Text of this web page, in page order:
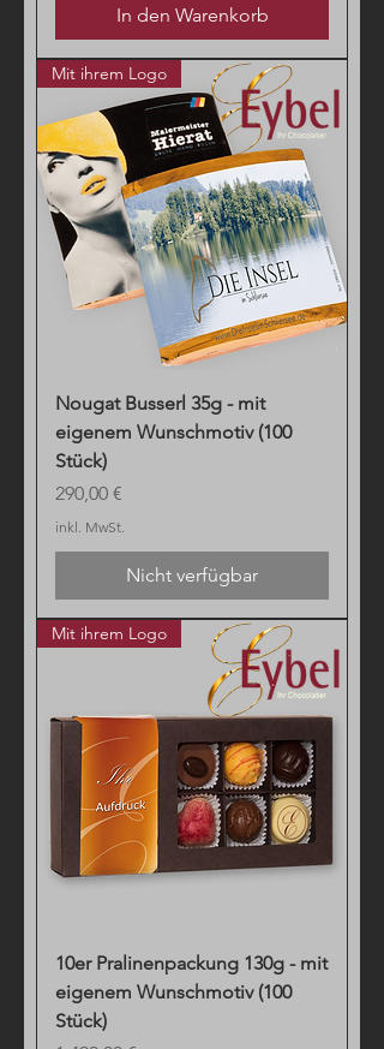
In den Warenkorb
Mit ihrem Logo
Nougat Busserl 35g - mit
eigenem Wunschmotiv (100
Stück)
Preis
290,00 €
inkl. MwSt.
Nicht verfügbar
Mit ihrem Logo
10er Pralinenpackung 130g - mit
eigenem Wunschmotiv (100
Stück)